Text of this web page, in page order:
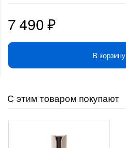
7 490₽
В корзину
С этим товаром покупают